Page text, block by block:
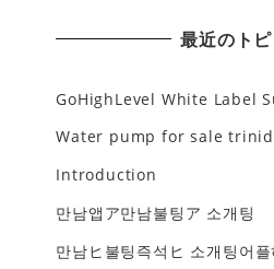
最近のト
GoHighLevel White Label
Water pump for sale
Introduction
만남앱ア만남불팅ア 소개팅
만남ヒ불팅즉석ヒ 소개팅어플